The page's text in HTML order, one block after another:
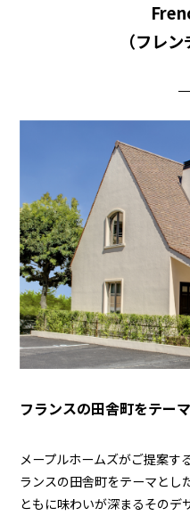
（フレ
フランスの田舎町をテー
メープルホームズがご提案す
ランスの田舎町をテーマとし
ともに味わいが深まるそのデ